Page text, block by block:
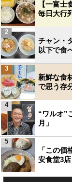
【一富
毎日大行
チャン・
以下で食
2
新鮮な食
で思う存
3
“ワルオ”
月」
4
「この
安食堂3店
5